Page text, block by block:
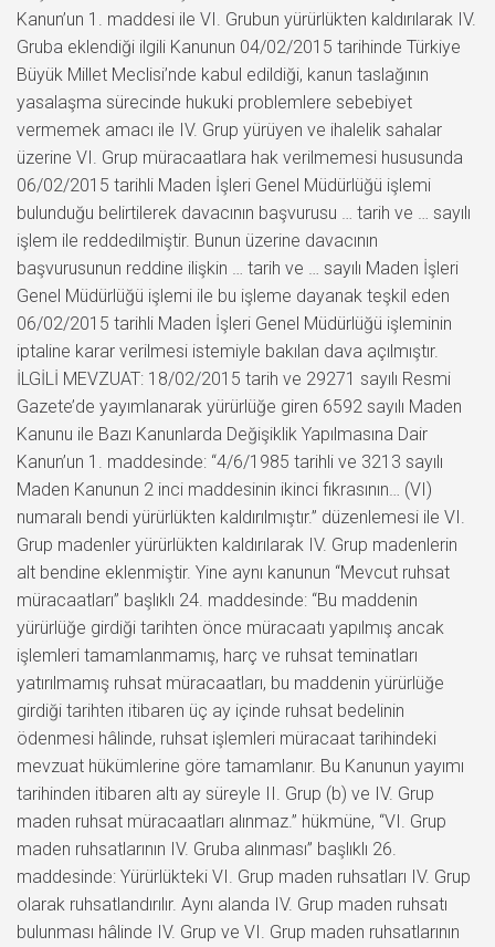
Kanun’un 1. maddesi ile VI. Grubun yürürlükten kaldırılarak IV.
Gruba eklendiği ilgili Kanunun 04/02/2015 tarihinde Türkiye
Büyük Millet Meclisi’nde kabul edildiği, kanun taslağının
yasalaşma sürecinde hukuki problemlere sebebiyet
vermemek amacı ile IV. Grup yürüyen ve ihalelik sahalar
üzerine VI. Grup müracaatlara hak verilmemesi hususunda
06/02/2015 tarihli Maden İşleri Genel Müdürlüğü işlemi
bulunduğu belirtilerek davacının başvurusu … tarih ve … sayılı
işlem ile reddedilmiştir. Bunun üzerine davacının
başvurusunun reddine ilişkin … tarih ve … sayılı Maden İşleri
Genel Müdürlüğü işlemi ile bu işleme dayanak teşkil eden
06/02/2015 tarihli Maden İşleri Genel Müdürlüğü işleminin
iptaline karar verilmesi istemiyle bakılan dava açılmıştır.
İLGİLİ MEVZUAT: 18/02/2015 tarih ve 29271 sayılı Resmi
Gazete’de yayımlanarak yürürlüğe giren 6592 sayılı Maden
Kanunu ile Bazı Kanunlarda Değişiklik Yapılmasına Dair
Kanun’un 1. maddesinde: “4/6/1985 tarihli ve 3213 sayılı
Maden Kanunun 2 inci maddesinin ikinci fıkrasının… (VI)
numaralı bendi yürürlükten kaldırılmıştır.” düzenlemesi ile VI.
Grup madenler yürürlükten kaldırılarak IV. Grup madenlerin
alt bendine eklenmiştir. Yine aynı kanunun “Mevcut ruhsat
müracaatları” başlıklı 24. maddesinde: “Bu maddenin
yürürlüğe girdiği tarihten önce müracaatı yapılmış ancak
işlemleri tamamlanmamış, harç ve ruhsat teminatları
yatırılmamış ruhsat müracaatları, bu maddenin yürürlüğe
girdiği tarihten itibaren üç ay içinde ruhsat bedelinin
ödenmesi hâlinde, ruhsat işlemleri müracaat tarihindeki
mevzuat hükümlerine göre tamamlanır. Bu Kanunun yayımı
tarihinden itibaren altı ay süreyle II. Grup (b) ve IV. Grup
maden ruhsat müracaatları alınmaz.” hükmüne, “VI. Grup
maden ruhsatlarının IV. Gruba alınması” başlıklı 26.
maddesinde: Yürürlükteki VI. Grup maden ruhsatları IV. Grup
olarak ruhsatlandırılır. Aynı alanda IV. Grup maden ruhsatı
bulunması hâlinde IV. Grup ve VI. Grup maden ruhsatlarının